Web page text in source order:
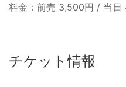
料金：前売 3,500円 / 当
チケット情報